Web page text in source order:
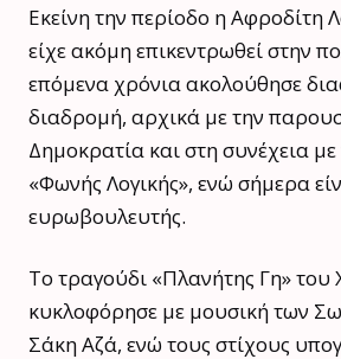
Εκείνη την περίοδο η Αφροδίτη
είχε ακόμη επικεντρωθεί στην
επόμενα χρόνια ακολούθησε
διαδρομή, αρχικά με την
Δημοκρατία και στη συνέχεια
«Φωνής Λογικής», ενώ σήμερα
ευρωβουλευτής.
Το τραγούδι «Πλανήτης Γη»
κυκλοφόρησε με μουσική των
Σάκη Αζά, ενώ τους στίχους